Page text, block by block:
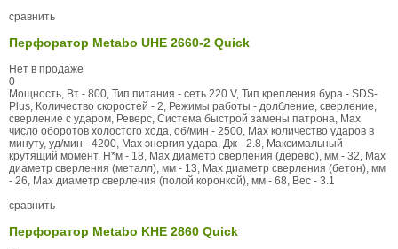
сравнить
Перфоратор Metabo UHE 2660-2 Quick
Нет в продаже
0
Мощность, Вт - 800, Тип питания - сеть 220 V, Тип крепления бура - SDS-
Plus, Количество скоростей - 2, Режимы работы - долбление, сверление,
сверление с ударом, Реверс, Система быстрой замены патрона, Max
число оборотов холостого хода, об/мин - 2500, Max количество ударов в
минуту, уд/мин - 4200, Max энергия удара, Дж - 2.8, Максимальный
крутящий момент, Н*м - 18, Max диаметр сверления (дерево), мм - 32, Max
диаметр сверления (металл), мм - 13, Max диаметр сверления (бетон), мм
- 26, Max диаметр сверления (полой коронкой), мм - 68, Вес - 3.1
сравнить
Перфоратор Metabo KHE 2860 Quick